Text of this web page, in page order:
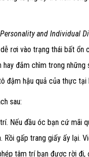
Personality and Individual
rơi vào trạng thái bất ổn
đắm chìm trong
đậm hậu quả của thực tại
sau:
Nếu đầu óc bạn cứ mãi
Rồi gấp trang giấy ấy lại.
tâm trí bạn được rời đi,